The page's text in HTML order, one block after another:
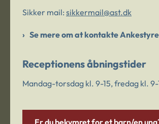
Sikker mail: sikkermail@ast.dk
Se mere om at kontakte
Receptionens åbningstider
Mandag-torsdag kl. 9-15, fredag kl. 9-